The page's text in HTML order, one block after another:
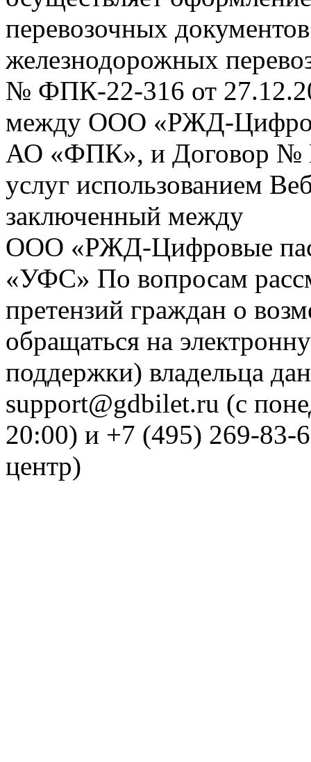
перевозочных
железнодорожных
№ ФПК-22-316 от
между ООО «РЖД-
АО «ФПК», и Договор №
услуг использованием
заключенный между
ООО «РЖД-Цифровые
«УФС» По вопросам
претензий граждан о
обращаться на
поддержки) владельца
support@gdbilet.ru (с
20:00) и +7 (495) 269-83-
центр)